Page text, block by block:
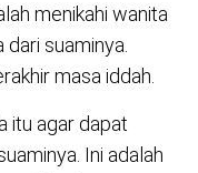
menikahi wanita
suaminya.
masa iddah.
itu agar dapat
Ini adalah